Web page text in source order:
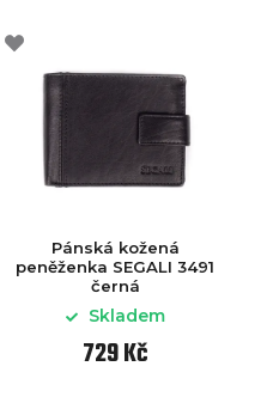
Pánská kožená
peněženka SEGALI 3491
černá
Skladem
729 Kč